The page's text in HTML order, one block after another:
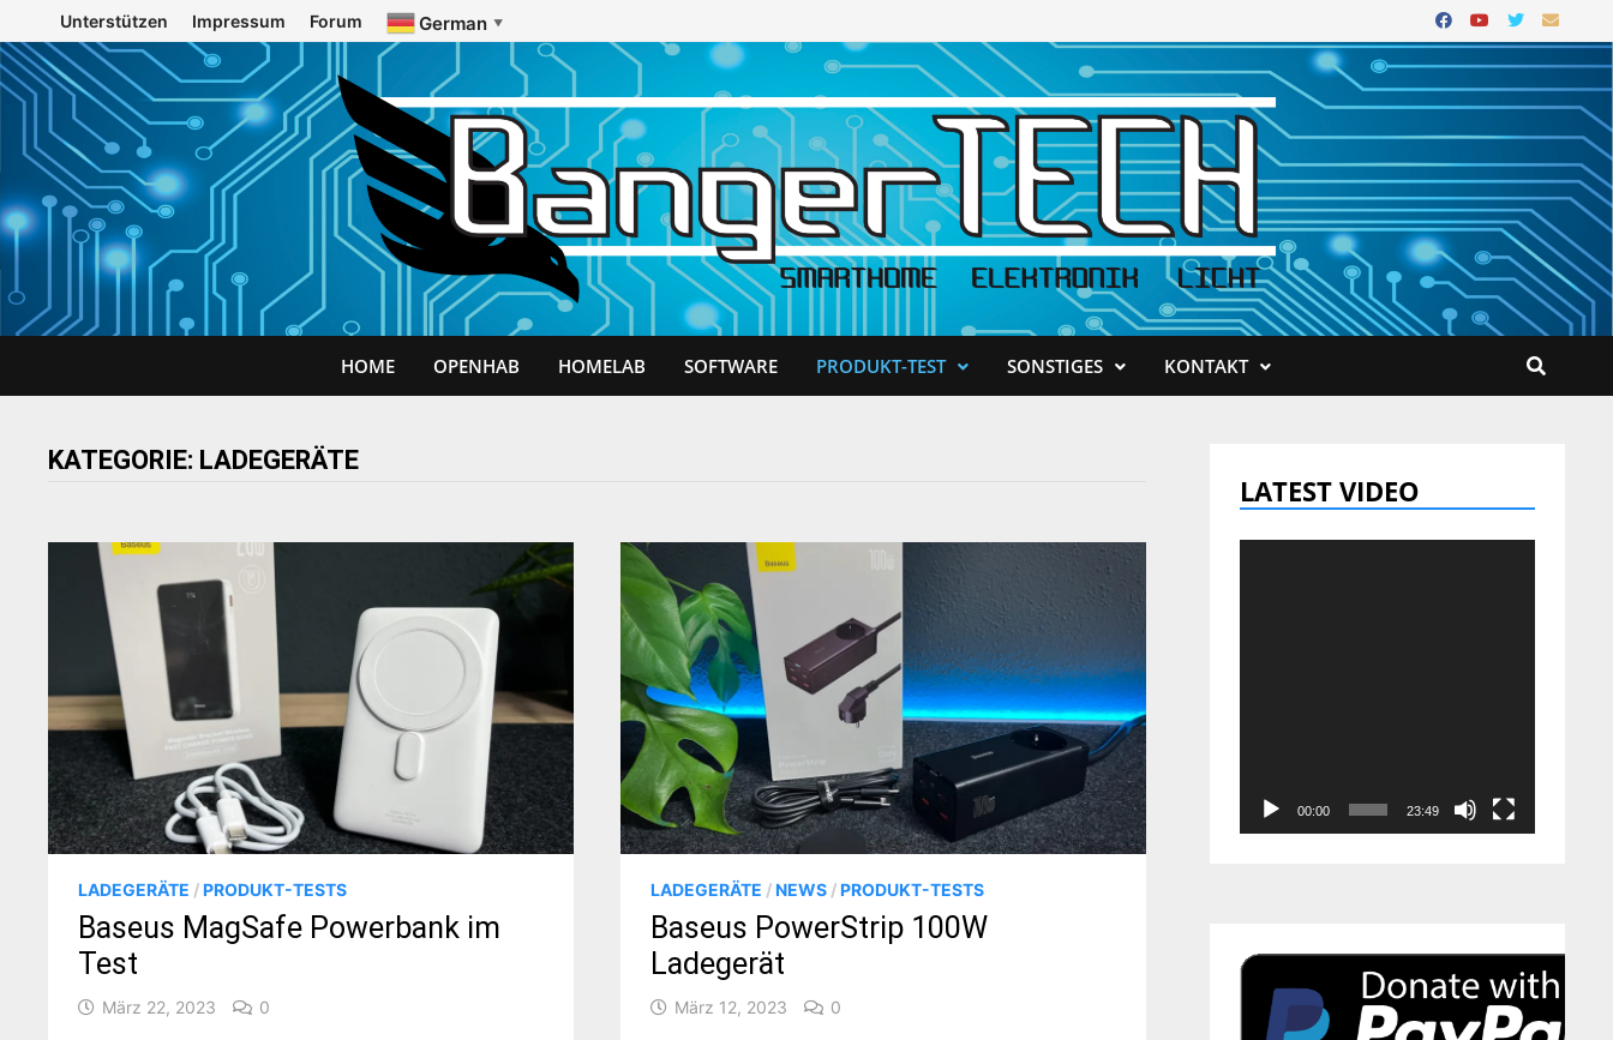
Zurück
zum
Inhalt
Unterstützen Impressum Forum German ▼
HOME OPENHAB HOMELAB SOFTWARE PRODUKT-TEST SONSTIGES KONTAKT
KATEGORIE: LADEGERÄTE
LADEGERÄTE /PRODUKT-TESTS
Baseus MagSafe Powerbank im
Test
März 22, 2023 0
LADEGERÄTE /NEWS /PRODUKT-TESTS
Baseus PowerStrip 100W
Ladegerät
März 12, 2023 0
LATEST VIDEO
00:00 23:49